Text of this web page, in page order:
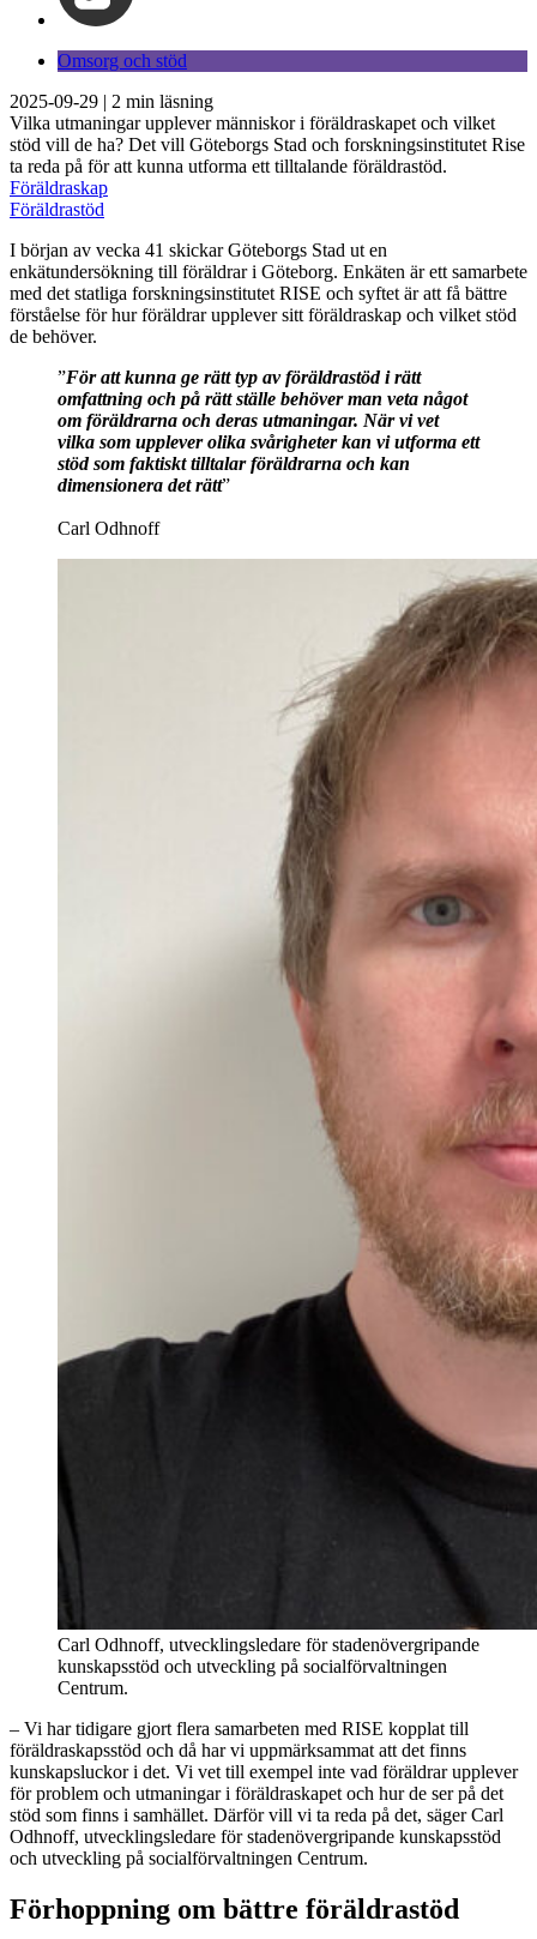
Omsorg och stöd
2025-09-29 | 2 min läsning
Vilka utmaningar upplever människor i föräldraskapet och vilket
stöd vill de ha? Det vill Göteborgs Stad och forskningsinstitutet Rise
ta reda på för att kunna utforma ett tilltalande föräldrastöd.
Föräldraskap
Föräldrastöd
I början av vecka 41 skickar Göteborgs Stad ut en
enkätundersökning till föräldrar i Göteborg. Enkäten är ett samarbete
med det statliga forskningsinstitutet RISE och syftet är att få bättre
förståelse för hur föräldrar upplever sitt föräldraskap och vilket stöd
de behöver.
”För att kunna ge rätt typ av föräldrastöd i rätt
omfattning och på rätt ställe behöver man veta något
om föräldrarna och deras utmaningar. När vi vet
vilka som upplever olika svårigheter kan vi utforma ett
stöd som faktiskt tilltalar föräldrarna och kan
dimensionera det rätt”
Carl Odhnoff
Carl Odhnoff, utvecklingsledare för stadenövergripande
kunskapsstöd och utveckling på socialförvaltningen
Centrum.
– Vi har tidigare gjort flera samarbeten med RISE kopplat till
föräldraskapsstöd och då har vi uppmärksammat att det finns
kunskapsluckor i det. Vi vet till exempel inte vad föräldrar upplever
för problem och utmaningar i föräldraskapet och hur de ser på det
stöd som finns i samhället. Därför vill vi ta reda på det, säger Carl
Odhnoff, utvecklingsledare för stadenövergripande kunskapsstöd
och utveckling på socialförvaltningen Centrum.
Förhoppning om bättre föräldrastöd